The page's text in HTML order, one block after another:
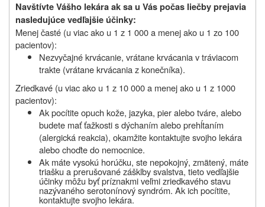
Navštívte Vášho lekára ak sa u Vás počas liečby prejavia
nasledujúce vedľajšie účinky:
Menej časté (u viac ako u 1 z 1 000 a menej ako u 1 zo 100
pacientov):
Nezvyčajné krvácanie, vrátane krvácania v tráviacom
trakte (vrátane krvácania z konečníka).
Zriedkavé (u viac ako u 1 z 10 000 a menej ako u 1 z 1000
pacientov):
Ak pocítite opuch kože, jazyka, pier alebo tváre, alebo
budete mať ťažkosti s dýchaním alebo prehĺtaním
(alergická reakcia), okamžite kontaktujte svojho lekára
alebo choďte do nemocnice.
Ak máte vysokú horúčku, ste nepokojný, zmätený, máte
triašku a prerušované zášklby svalstva, tieto vedľajšie
účinky môžu byť príznakmi veľmi zriedkavého stavu
nazývaného serotonínový syndróm. Ak ich pocítite,
kontaktujte svojho lekára.